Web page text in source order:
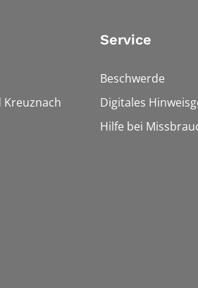
Kreuznach
Service
Beschwerde
Digitales
Hilfe bei